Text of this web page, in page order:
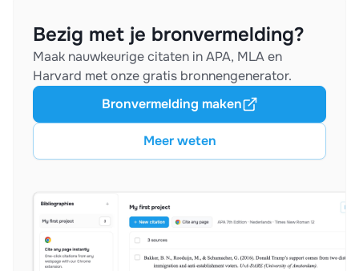
Bezig met je bronvermelding?
Maak nauwkeurige citaten in APA, MLA en
Harvard met onze gratis bronnengenerator.
Meer weten
Bronvermelding maken